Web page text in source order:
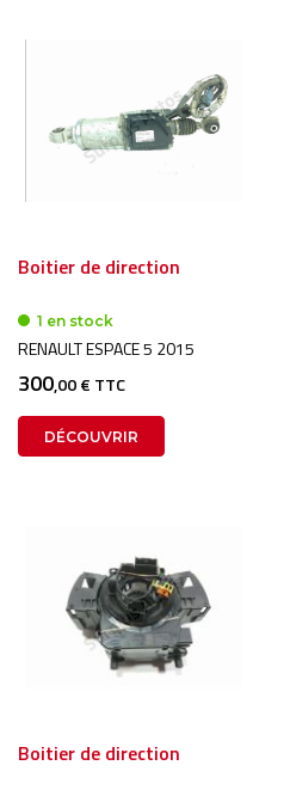
Boitier de direction
1 en stock
RENAULT ESPACE 5 2015
300,00 € TTC
DÉCOUVRIR
Boitier de direction